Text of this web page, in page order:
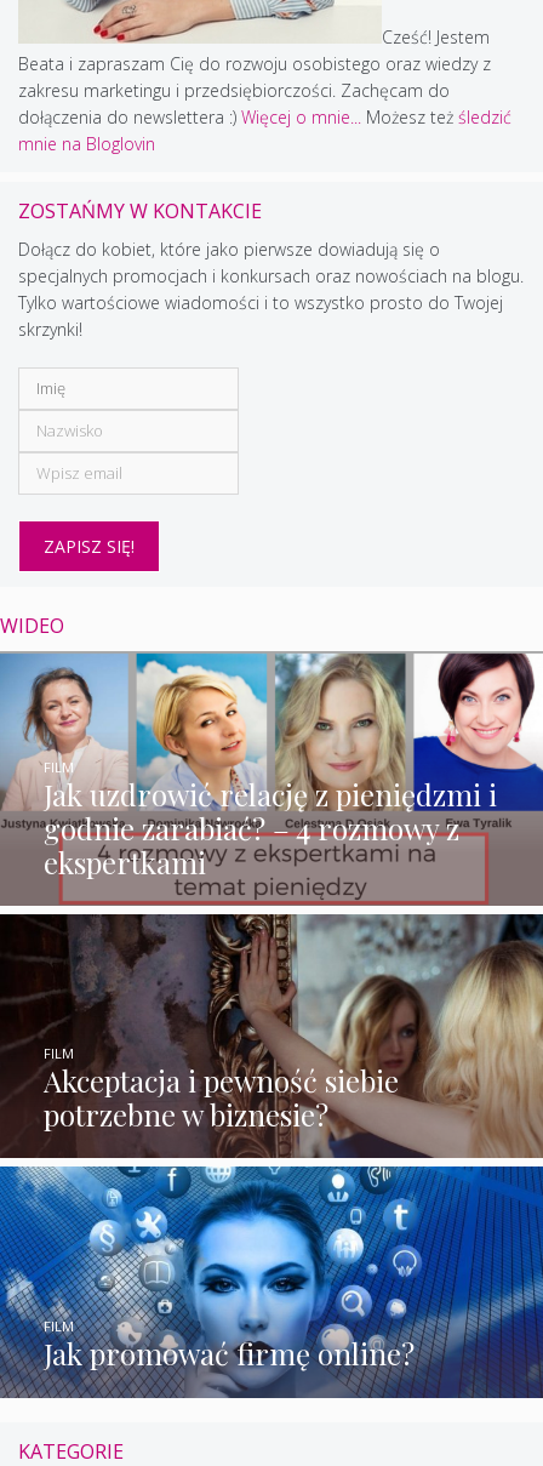
Cześć! Jestem
Beata i zapraszam Cię do rozwoju osobistego oraz wiedzy z
zakresu marketingu i przedsiębiorczości. Zachęcam do
dołączenia do newslettera :) Więcej o mnie... Możesz też śledzić
mnie na Bloglovin
ZOSTAŃMY W KONTAKCIE
Dołącz do kobiet, które jako pierwsze dowiadują się o
specjalnych promocjach i konkursach oraz nowościach na blogu.
Tylko wartościowe wiadomości i to wszystko prosto do Twojej
skrzynki!
WIDEO
Jak uzdrowić relację z pieniędzmi i
godnie zarabiać? – 4 rozmowy z
ekspertkami
FILM
Akceptacja i pewność siebie
potrzebne w biznesie?
FILM
Jak promować firmę online?
FILM
KATEGORIE